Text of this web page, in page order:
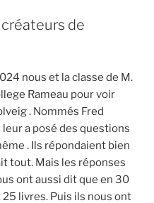
de
nous et la classe de M.
Rameau pour voir
. Nommés Fred
leur a posé des questions
. Ils répondaient bien
tout. Mais les réponses
ont aussi dit que en 30
livres. Puis ils nous ont